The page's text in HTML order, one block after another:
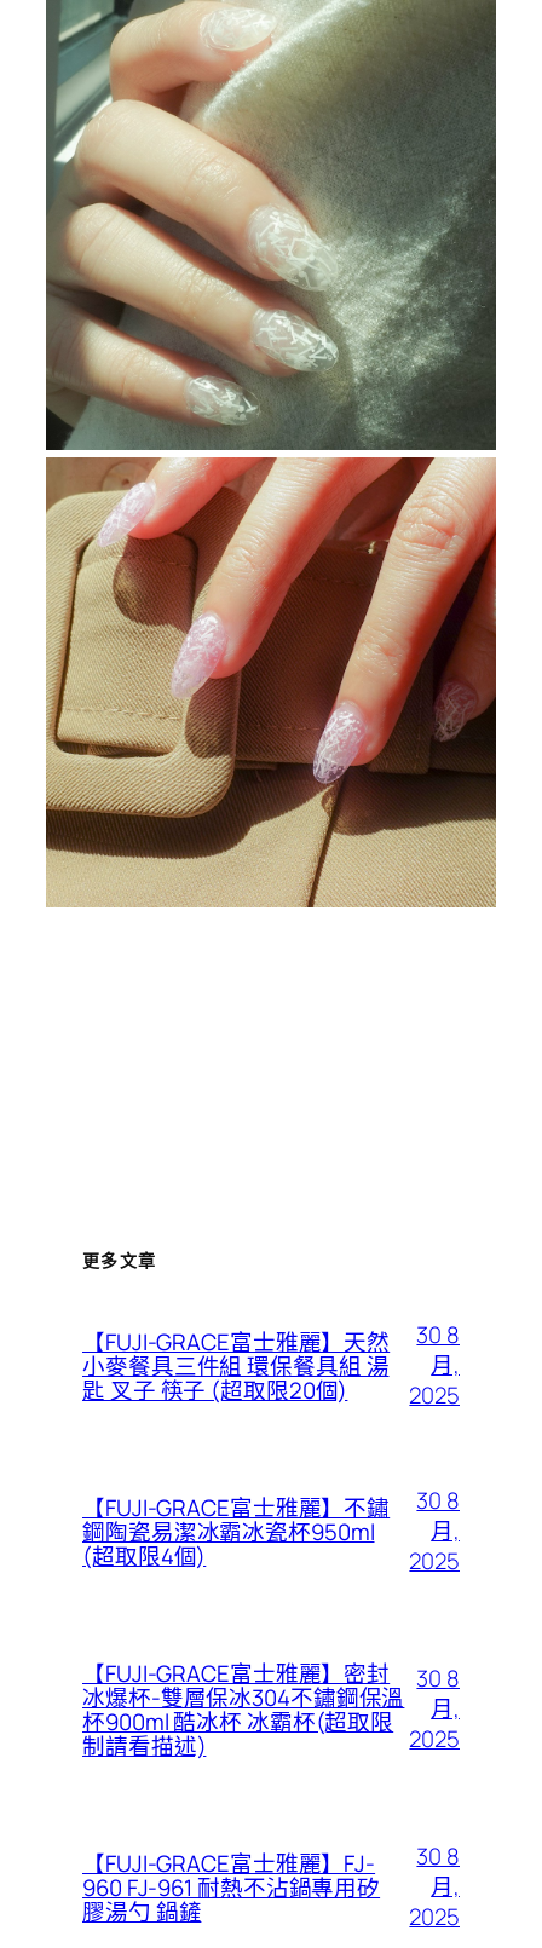
更多文章
【FUJI-GRACE富士雅麗】天然
小麥餐具三件組 環保餐具組 湯
匙 叉子 筷子 (超取限20個)
30 8
月,
2025
【FUJI-GRACE富士雅麗】不鏽
鋼陶瓷易潔冰霸冰瓷杯950ml
(超取限4個)
30 8
月,
2025
【FUJI-GRACE富士雅麗】密封
冰爆杯-雙層保冰304不鏽鋼保溫
杯900ml 酷冰杯 冰霸杯(超取限
制請看描述)
30 8
月,
2025
【FUJI-GRACE富士雅麗】FJ-
960 FJ-961 耐熱不沾鍋專用矽
膠湯勺 鍋鏟
30 8
月,
2025